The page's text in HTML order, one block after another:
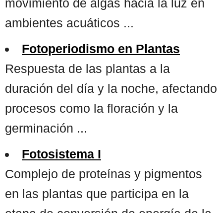
movimiento de algas hacia la luz en
ambientes acuáticos ...
Fotoperiodismo en Plantas
Respuesta de las plantas a la
duración del día y la noche, afectando
procesos como la floración y la
germinación ...
Fotosistema I
Complejo de proteínas y pigmentos
en las plantas que participa en la